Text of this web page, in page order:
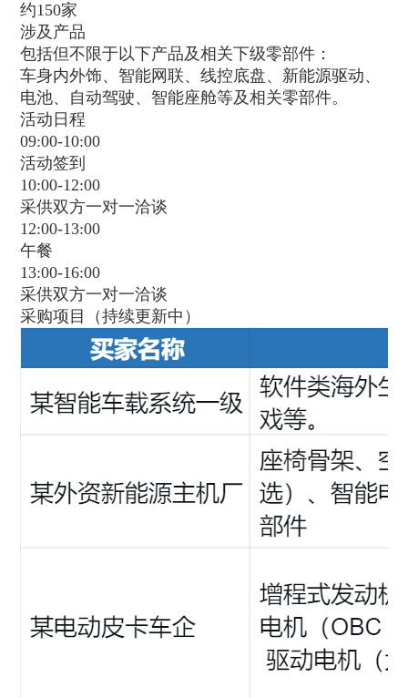
约150家
涉及产品
包括但不限于以下产品及相关下级零部件：
车身内外饰、智能网联、线控底盘、新能源驱动、
电池、自动驾驶、智能座舱等及相关零部件。
活动日程
09:00-10:00
活动签到
10:00-12:00
采供双方一对一洽谈
12:00-13:00
午餐
13:00-16:00
采供双方一对一洽谈
采购项目（持续更新中）